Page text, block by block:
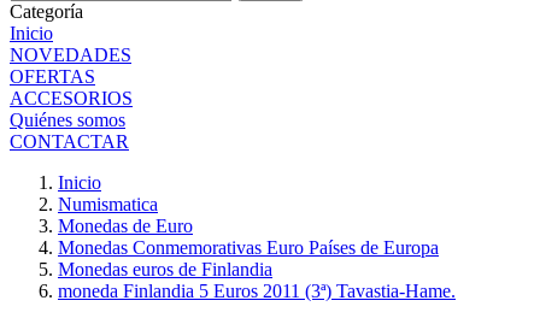
Categoría
Inicio
NOVEDADES
OFERTAS
ACCESORIOS
Quiénes somos
CONTACTAR
Inicio
Numismatica
Monedas de Euro
Monedas Conmemorativas Euro Países de Europa
Monedas euros de Finlandia
moneda Finlandia 5 Euros 2011 (3ª) Tavastia-Hame.